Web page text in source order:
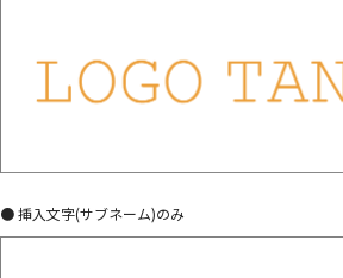
● 挿入文字(サブネーム)のみ